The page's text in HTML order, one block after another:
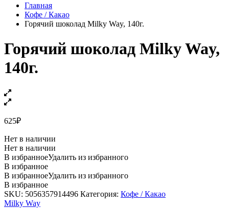
Главная
Кофе / Какао
Горячий шоколад Milky Way, 140г.
Горячий шоколад Milky Way,
140г.
625₽
Нет в наличии
Нет в наличии
В избранноеУдалить из избранного
В избранное
В избранноеУдалить из избранного
В избранное
SKU: 5056357914496 Категория: Кофе / Какао
Milky Way